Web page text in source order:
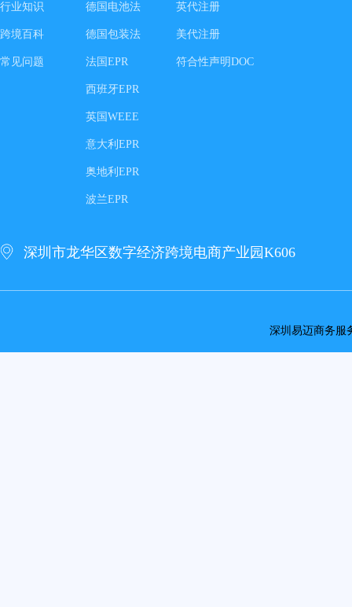
行业知识
跨境百科
常见问题
德国电池法
德国包装法
法国EPR
西班牙EPR
英国WEEE
意大利EPR
奥地利EPR
波兰EPR
英代注册
美代注册
符合性声明DOC
深圳市龙华区数字经济跨境电商产业园K606
深圳易迈商务服